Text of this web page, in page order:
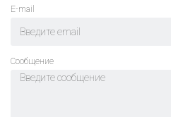
E-mail
Cообщение